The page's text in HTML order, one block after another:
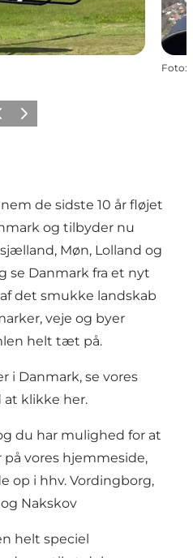
Foto:
Næste
de sidste 10 år fløjet
og tilbyder nu
Møn, Lolland og
se Danmark fra et nyt
det smukke landskab
veje og byer
helt tæt på.
i Danmark, se vores
at klikke her.
du har mulighed for at
vores hjemmeside,
op i hhv. Vordingborg,
Nakskov
helt speciel